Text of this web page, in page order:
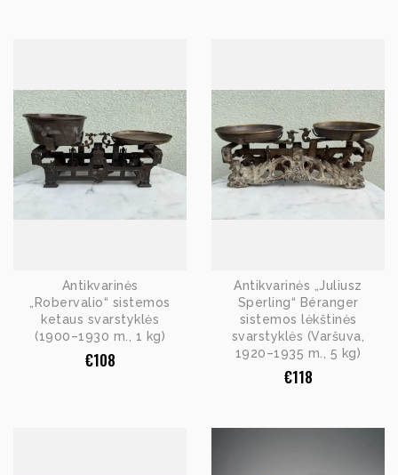
Antikvarinės
„Robervalio“ sistemos
ketaus svarstyklės
(1900–1930 m., 1 kg)
€108
Antikvarinės „Juliusz
Sperling“ Béranger
sistemos lėkštinės
svarstyklės (Varšuva,
1920–1935 m., 5 kg)
€118